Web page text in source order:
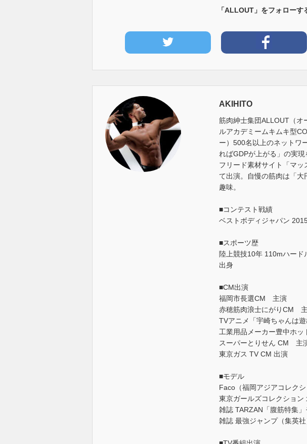
「ALLOUT」をフォローす
AKIHITO
筋肉紳士集団ALLOUT（オ
ルアカデミームキムキ型
ー）500名以上のネットワ
ればGDPが上がる」の実
フリード素材サイト「マ
て出演。自慢の筋肉は「
趣味。
■コンテスト戦績
ベストボディジャパン
■スポーツ歴
陸上競技10年 110mハー
出身
■CM出演
福岡市長選CM 主演
赤穂筋肉浪士にがりCM
TVアニメ「宇崎ちゃんは
工業用品メーカー豊中ホッ
スーパーとりせん CM 主
東京ガス TV CM 出演
■モデル
Faco（福岡アジアコレク
東京ガールズコレクション
雑誌 TARZAN「腹筋特集
雑誌 最強ジャンプ（集英